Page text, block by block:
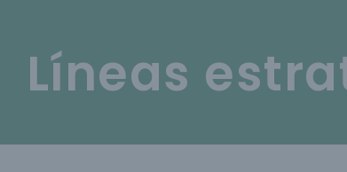
contenidoLíneas